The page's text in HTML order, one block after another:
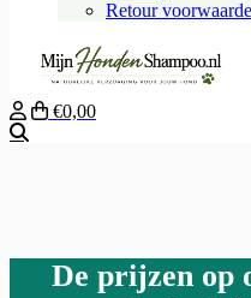
Retour
€0,00
De prijzen op